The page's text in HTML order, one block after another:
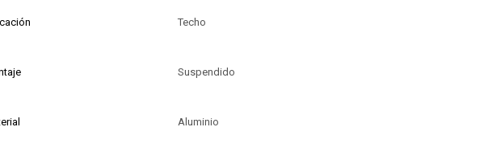
Techo
Suspendido
Aluminio